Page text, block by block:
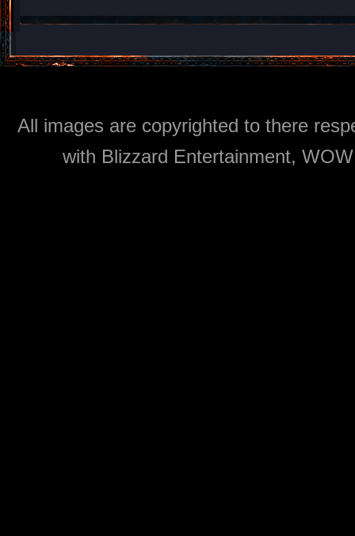
All images are copyrighted to there
with Blizzard Entertainment,